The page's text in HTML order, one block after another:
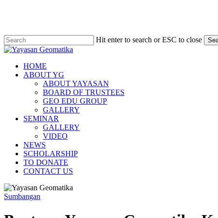
content
Hit enter to search or ESC to close
Close
Menu
HOME
ABOUT YG
ABOUT YAYASAN
BOARD OF TRUSTEES
GEO EDU GROUP
GALLERY
SEMINAR
GALLERY
VIDEO
NEWS
SCHOLARSHIP
TO DONATE
CONTACT US
Sumbangan